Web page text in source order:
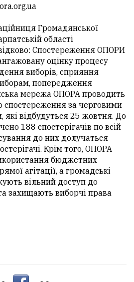
Громадянської
області
Спостереження ОПОРИ
оцінку процесу
виборів, сприяння
попередження
мережа ОПОРА проводить
за черговими
які відбудуться 25 жовтня. До
188 спостерігачів по всій
до них долучаться
Крім того, ОПОРА
бюджетних
агітації, а громадські
вільний доступ до
захищають виборчі права